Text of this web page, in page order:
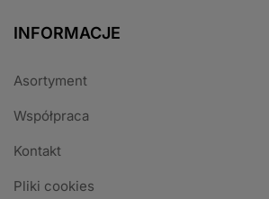
INFORMACJE
Asortyment
Współpraca
Kontakt
Pliki cookies